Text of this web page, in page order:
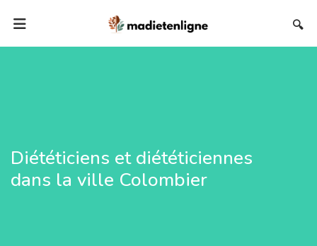
🔍
Diététiciens et diététiciennes
dans la ville Colombier